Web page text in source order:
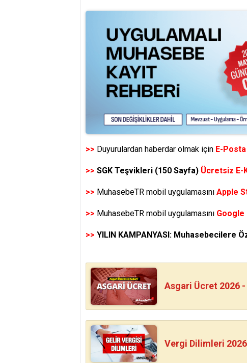
>> Duyurulardan haberdar olmak için E-
>> SGK Teşvikleri (150 Sayfa) Ücretsiz E-
>> MuhasebeTR mobil uygulamasını Apple
>> MuhasebeTR mobil uygulamasını Google
>> YILIN KAMPANYASI: Muhasebecilere
Asgari Ücret 2026
Vergi Dilimleri 2026